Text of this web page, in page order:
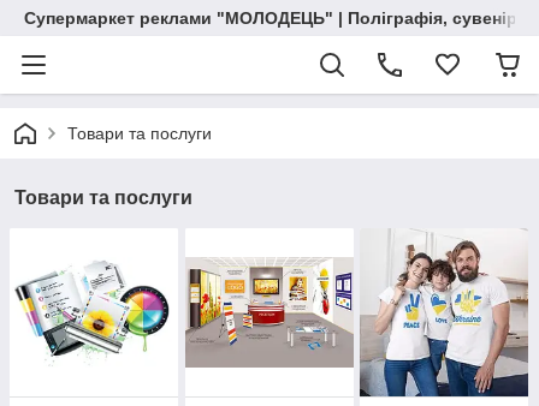
Супермаркет реклами "МОЛОДЕЦЬ" | Поліграфія, сувенірна
Товари та послуги
Товари та послуги